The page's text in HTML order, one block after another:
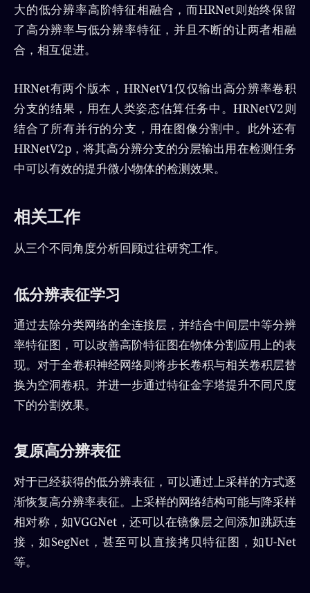
大的低分辨率高阶特征相融合，而HRNet则始终保留
了高分辨率与低分辨率特征，并且不断的让两者相融
合，相互促进。
HRNet有两个版本，HRNetV1仅仅输出高分辨率卷积
分支的结果，用在人类姿态估算任务中。HRNetV2则
结合了所有并行的分支，用在图像分割中。此外还有
HRNetV2p，将其高分辨分支的分层输出用在检测任务
中可以有效的提升微小物体的检测效果。
相关工作
从三个不同角度分析回顾过往研究工作。
低分辨表征学习
通过去除分类网络的全连接层，并结合中间层中等分辨
率特征图，可以改善高阶特征图在物体分割应用上的表
现。对于全卷积神经网络则将步长卷积与相关卷积层替
换为空洞卷积。并进一步通过特征金字塔提升不同尺度
下的分割效果。
复原高分辨表征
对于已经获得的低分辨表征，可以通过上采样的方式逐
渐恢复高分辨率表征。上采样的网络结构可能与降采样
相对称，如VGGNet，还可以在镜像层之间添加跳跃连
接，如SegNet，甚至可以直接拷贝特征图，如U-Net
等。